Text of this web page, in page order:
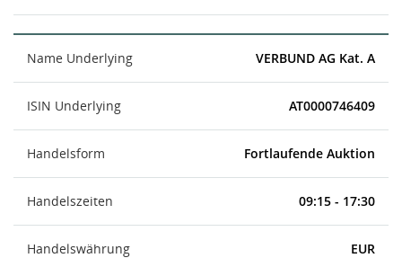
Name Underlying VERBUND AG Kat. A
ISIN Underlying AT0000746409
Handelsform Fortlaufende Auktion
Handelszeiten 09:15 - 17:30
Handelswährung EUR